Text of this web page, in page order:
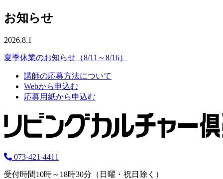
お知らせ
2026.8.1
夏季休業のお知らせ（8/11～8/16）
講師の応募方法について
Webから申込む
応募用紙から申込む
073-421-4411
受付時間10時～18時30分（日曜・祝日除く）